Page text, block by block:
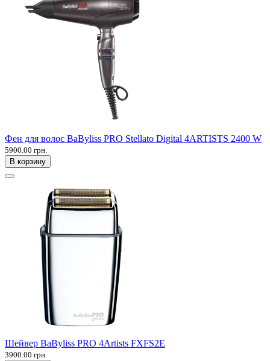
Фен для волос BaByliss PRO Stellato Digital 4ARTISTS 2400 W
5900.00 грн.
В корзину
Шейвер BaByliss PRO 4Artists FXFS2E
3900.00 грн.